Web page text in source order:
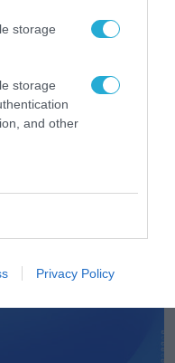
storage
storage
and other
Privacy Policy